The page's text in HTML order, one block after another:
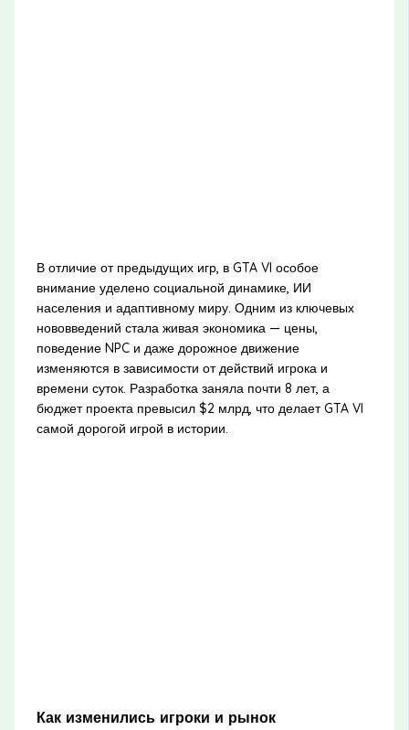
В отличие от предыдущих игр, в GTA VI особое
внимание уделено социальной динамике, ИИ
населения и адаптивному миру. Одним из ключевых
нововведений стала живая экономика — цены,
поведение NPC и даже дорожное движение
изменяются в зависимости от действий игрока и
времени суток. Разработка заняла почти 8 лет, а
бюджет проекта превысил $2 млрд, что делает GTA VI
самой дорогой игрой в истории.
Как изменились игроки и рынок